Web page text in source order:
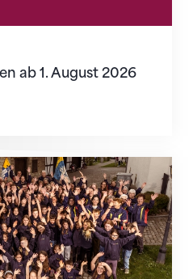
ab 1. August 2026